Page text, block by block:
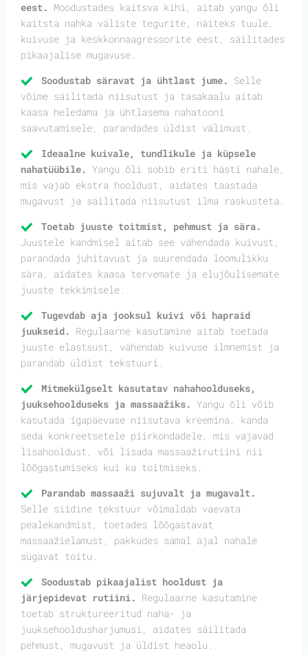
eest. Moodustades kaitsva kihi, aitab yangu õli
kaitsta nahka väliste tegurite, näiteks tuule,
kuivuse ja keskkonnaagressorite eest, säilitades
pikaajalise mugavuse.
Soodustab säravat ja ühtlast jume. Selle
võime säilitada niisutust ja tasakaalu aitab
kaasa heledama ja ühtlasema nahatooni
saavutamisele, parandades üldist välimust.
Ideaalne kuivale, tundlikule ja küpsele
nahatüübile. Yangu õli sobib eriti hästi nahale,
mis vajab ekstra hooldust, aidates taastada
mugavust ja säilitada niisutust ilma raskusteta.
Toetab juuste toitmist, pehmust ja sära.
Juustele kandmisel aitab see vähendada kuivust,
parandada juhitavust ja suurendada loomulikku
sära, aidates kaasa tervemate ja elujõulisemate
juuste tekkimisele.
Tugevdab aja jooksul kuivi või hapraid
juukseid. Regulaarne kasutamine aitab toetada
juuste elastsust, vähendab kuivuse ilmnemist ja
parandab üldist tekstuuri.
Mitmekülgselt kasutatav nahahoolduseks,
juuksehoolduseks ja massaažiks. Yangu õli võib
kasutada igapäevase niisutava kreemina, kanda
seda konkreetsetele piirkondadele, mis vajavad
lisahooldust, või lisada massaažirutiini nii
lõõgastumiseks kui ka toitmiseks.
Parandab massaaži sujuvalt ja mugavalt.
Selle siidine tekstuur võimaldab vaevata
pealekandmist, toetades lõõgastavat
massaažielamust, pakkudes samal ajal nahale
sügavat toitu.
Soodustab pikaajalist hooldust ja
järjepidevat rutiini. Regulaarne kasutamine
toetab struktureeritud naha- ja
juuksehooldusharjumusi, aidates säilitada
pehmust, mugavust ja üldist heaolu.